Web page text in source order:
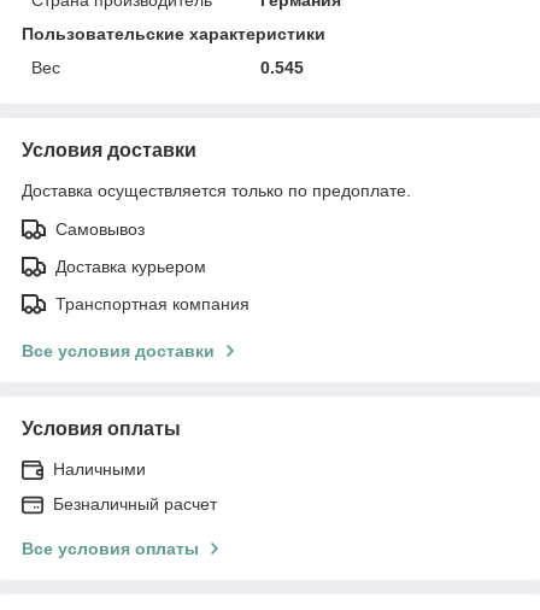
Пользовательские характеристики
Вес
0.545
Условия доставки
Доставка осуществляется только по предоплате.
Самовывоз
Доставка курьером
Транспортная компания
Все условия доставки
Условия оплаты
Наличными
Безналичный расчет
Все условия оплаты